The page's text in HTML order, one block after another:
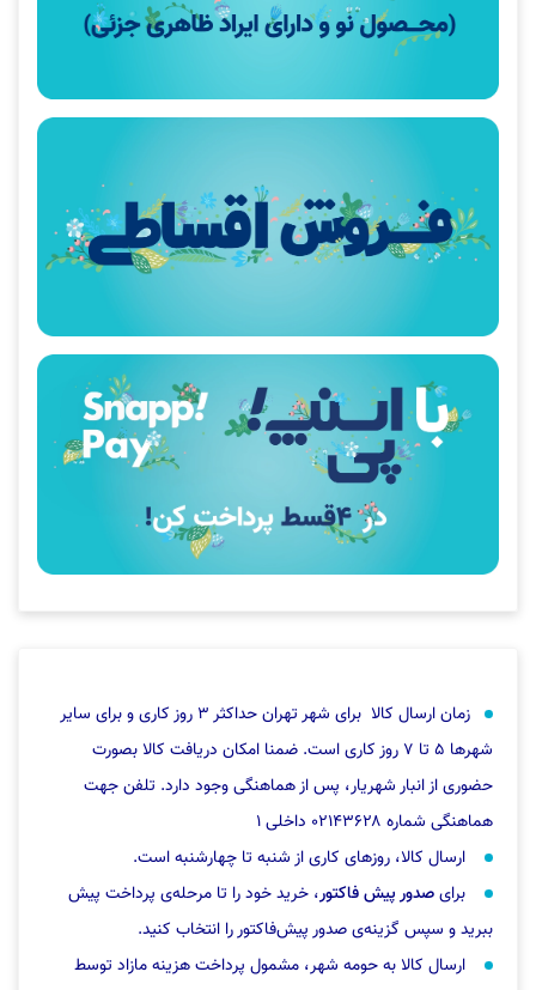
زمان ارسال کالا برای شهر تهران حداکثر ۳ روز کاری و برای سایر
شهرها ۵ تا ۷ روز کاری است. ضمنا امکان دریافت کالا بصورت
حضوری از انبار شهریار، پس از هماهنگی وجود دارد. تلفن جهت
هماهنگی شماره ۰۲۱۴۳۶۲۸ داخلی ۱
ارسال کالا، روزهای کاری از شنبه تا چهارشنبه است.
برایصدور پیش فاکتور، خرید خود را تا مرحله‌ی پرداخت پیش
ببرید و سپس گزینه‌ی صدور پیش‌فاکتور را انتخاب کنید.
ارسال کالا به حومه شهر، مشمول پرداخت هزینه مازاد توسط